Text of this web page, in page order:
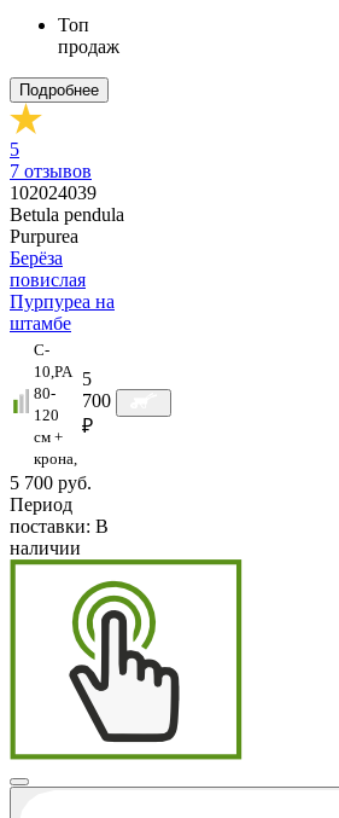
Топ
продаж
Подробнее
5
7 отзывов
102024039
Betula pendula
Purpurea
Берёза
повислая
Пурпуреа на
штамбе
C-
10,PA
80-
120
см +
крона,
5
700
₽
5 700 руб.
Период
поставки: В
наличии